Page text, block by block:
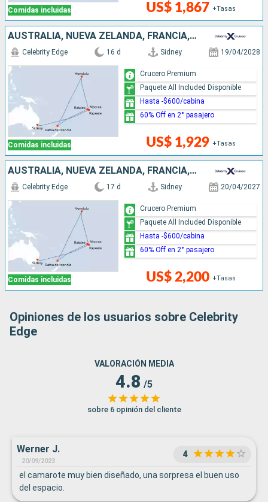
Comidas incluidas US$ 1,867 +Tasas
AUSTRALIA, NUEVA ZELANDA, FRANCIA, ESTADOS UNIDOS
Comidas incluidas
Celebrity Edge 16 d Sidney 19/04/2028
US$ 1,929 +Tasas
Crucero Premium
Paquete All Included Disponible
Hasta -$600/cabina
60% Off en 2° pasajero
AUSTRALIA, NUEVA ZELANDA, FRANCIA, ESTADOS UNIDOS
Comidas incluidas
Celebrity Edge 17 d Sidney 20/04/2027
US$ 2,200 +Tasas
Crucero Premium
Paquete All Included Disponible
Hasta -$600/cabina
60% Off en 2° pasajero
Opiniones de los usuarios sobre Celebrity
Edge
VALORACIÓN MEDIA
4.8 /5
sobre 6 opinión del cliente
Werner J.
20/09/2023
4
el camarote muy bien diseñado, una sorpresa el buen uso
del espacio.